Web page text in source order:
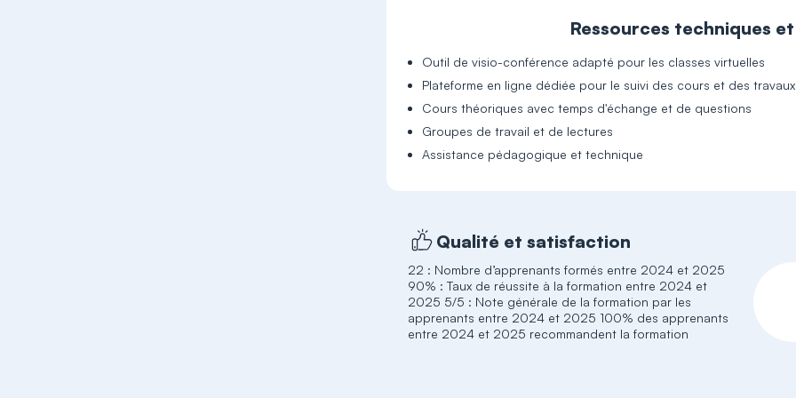
Ressources techniques
Outil de visio-conférence adapté pour les classes virtuelles
Plateforme en ligne dédiée pour le suivi des cours et des
Cours théoriques avec temps d'échange et de questions
Groupes de travail et de lectures
Assistance pédagogique et technique
Qualité et satisfaction
22 : Nombre d’apprenants formés entre 2024 et 2025
90% : Taux de réussite à la formation entre 2024 et
2025 5/5 : Note générale de la formation par les
apprenants entre 2024 et 2025 100% des apprenants
entre 2024 et 2025 recommandent la formation